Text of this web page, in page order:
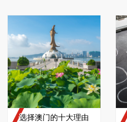
选择澳门的十大理由